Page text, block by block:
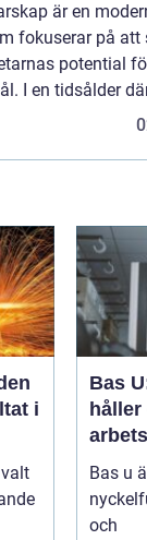
är en
fokuserar på att
potential
I en tidsålder
h&ou...
i
Bas
Bas u
och